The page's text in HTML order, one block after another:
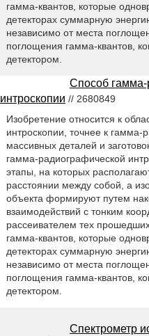
гамма-квантов, которые
детекторах суммарную
независимо от места
поглощения гамма-квантов,
детектором.
Способ гамма-
интроскопии // 2680849
Изобретение относится к
интроскопии, точнее к гамма-
массивных деталей и
гамма-радиографической
этапы, на которых
расстоянии между собой, а
объекта формируют путем
взаимодействий с тонким
рассеивателем тех
гамма-квантов, которые
детекторах суммарную
независимо от места
поглощения гамма-квантов,
детектором.
Спектрометр